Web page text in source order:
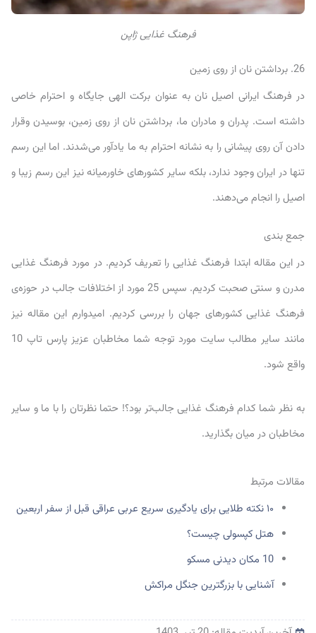
فرهنگ غذایی ژاپن
26. برداشتن نان از روی زمین
در فرهنگ ایرانی اصیل نان به عنوان برکت الهی جایگاه و احترام خاصی
داشته است. پدران و مادران ما، برداشتن نان از روی زمین، بوسیدن وقرار
دادن آن روی پیشانی را به نشانه احترام به ما یادآور می‌شدند. اما این رسم
تنها در ایران وجود ندارد، بلکه سایر کشورهای خاورمیانه نیز این رسم زیبا و
اصیل را انجام می‌دهند.
جمع بندی
در این مقاله ابتدا فرهنگ غذایی را تعریف کردیم. در مورد فرهنگ غذایی
مدرن و سنتی صحبت کردیم. سپس 25 مورد از اختلافات جالب در حوزه‌ی
فرهنگ غذایی کشورهای جهان را بررسی کردیم. امیدوارم این مقاله نیز
مانند سایر مطالب سایت مورد توجه شما مخاطبان عزیز پارس تاپ 10
واقع شود.
به نظر شما کدام فرهنگ غذایی جالب‌تر بود؟! حتما نظرتان را با ما و سایر
مخاطبان در میان بگذارید.
مقالات مرتبط
۱۰ نکته طلایی برای یادگیری سریع عربی عراقی قبل از سفر اربعین
هتل کپسولی چیست؟
10 مکان دیدنی مسکو
آشنایی با بزرگترین جنگل مراکش